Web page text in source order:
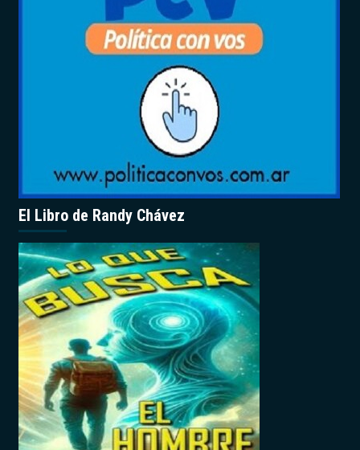
El Libro de Randy Chávez